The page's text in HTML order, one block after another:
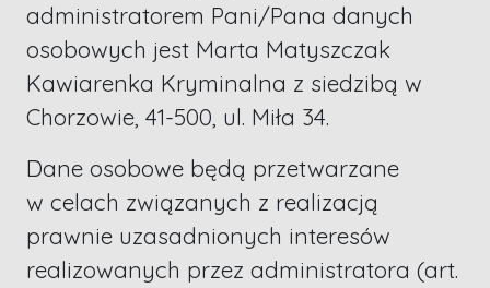
administratorem Pani/Pana danych
osobowych jest Marta Matyszczak
Kawiarenka Kryminalna z siedzibą w
Chorzowie, 41-500, ul. Miła 34.
Dane osobowe będą przetwarzane
w celach związanych z realizacją
prawnie uzasadnionych interesów
realizowanych przez administratora (art.